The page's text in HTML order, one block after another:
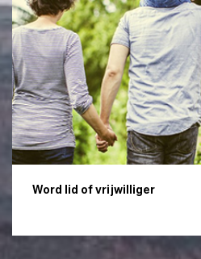
Word lid of vrijwilliger